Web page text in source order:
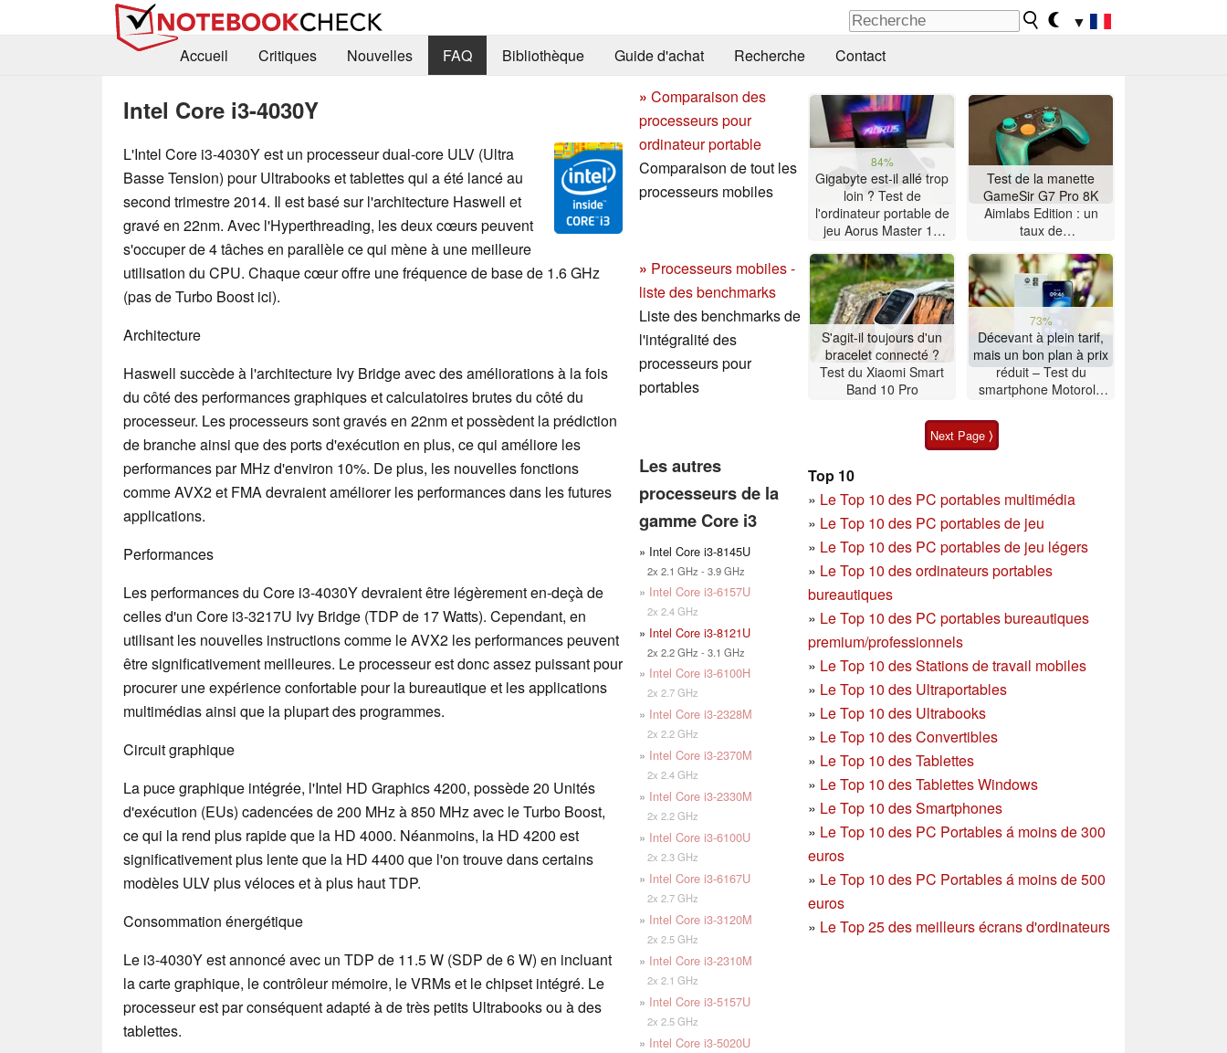
▼
Accueil
Critiques Nouvelles FAQ Bibliothèque Guide d'achat Recherche Contact
Intel Core i3-4030Y
L'Intel Core i3-4030Y est un processeur dual-core ULV (Ultra
Basse Tension) pour Ultrabooks et tablettes qui a été lancé au
second trimestre 2014. Il est basé sur l'architecture Haswell et
gravé en 22nm. Avec l'Hyperthreading, les deux cœurs peuvent
s'occuper de 4 tâches en parallèle ce qui mène à une meilleure
utilisation du CPU. Chaque cœur offre une fréquence de base de 1.6 GHz
(pas de Turbo Boost ici).
Architecture
Haswell succède à l'architecture Ivy Bridge avec des améliorations à la fois
du côté des performances graphiques et calculatoires brutes du côté du
processeur. Les processeurs sont gravés en 22nm et possèdent la prédiction
de branche ainsi que des ports d'exécution en plus, ce qui améliore les
performances par MHz d'environ 10%. De plus, les nouvelles fonctions
comme AVX2 et FMA devraient améliorer les performances dans les futures
applications.
Performances
Les performances du Core i3-4030Y devraient être légèrement en-deçà de
celles d'un Core i3-3217U Ivy Bridge (TDP de 17 Watts). Cependant, en
utilisant les nouvelles instructions comme le AVX2 les performances peuvent
être significativement meilleures. Le processeur est donc assez puissant pour
procurer une expérience confortable pour la bureautique et les applications
multimédias ainsi que la plupart des programmes.
Circuit graphique
La puce graphique intégrée, l'Intel HD Graphics 4200, possède 20 Unités
d'exécution (EUs) cadencées de 200 MHz à 850 MHz avec le Turbo Boost,
ce qui la rend plus rapide que la HD 4000. Néanmoins, la HD 4200 est
significativement plus lente que la HD 4400 que l'on trouve dans certains
modèles ULV plus véloces et à plus haut TDP.
Consommation énergétique
Le i3-4030Y est annoncé avec un TDP de 11.5 W (SDP de 6 W) en incluant
la carte graphique, le contrôleur mémoire, le VRMs et le chipset intégré. Le
processeur est par conséquent adapté à de très petits Ultrabooks ou à des
tablettes.
» Comparaison des
processeurs pour
ordinateur portable
Comparaison de tout les
processeurs mobiles
» Processeurs mobiles -
liste des benchmarks
Liste des benchmarks de
l'intégralité des
processeurs pour
portables
Les autres
processeurs de la
gamme Core i3
» Intel Core i3-8145U
2x 2.1 GHz - 3.9 GHz
» Intel Core i3-6157U
2x 2.4 GHz
» Intel Core i3-8121U
2x 2.2 GHz - 3.1 GHz
» Intel Core i3-6100H
2x 2.7 GHz
» Intel Core i3-2328M
2x 2.2 GHz
» Intel Core i3-2370M
2x 2.4 GHz
» Intel Core i3-2330M
2x 2.2 GHz
» Intel Core i3-6100U
2x 2.3 GHz
» Intel Core i3-6167U
2x 2.7 GHz
» Intel Core i3-3120M
2x 2.5 GHz
» Intel Core i3-2310M
2x 2.1 GHz
» Intel Core i3-5157U
2x 2.5 GHz
» Intel Core i3-5020U
84%
Gigabyte est-il allé trop
loin ? Test de
l'ordinateur portable de
jeu Aorus Master 16
processeur AMD Zen 5
Test de la manette
GameSir G7 Pro 8K
Aimlabs Edition : un
taux de
à petit prix
S'agit-il toujours d'un
bracelet connecté ?
Test du Xiaomi Smart
Band 10 Pro
73%
Décevant à plein tarif,
mais un bon plan à prix
réduit – Test du
smartphone Motorola
Next Page ⟩
Top 10
» Le Top 10 des PC portables multimédia
» Le Top 10 des PC portables de jeu
» Le Top 10 des PC portables de jeu légers
» Le Top 10 des ordinateurs portables
bureautiques
» Le Top 10 des PC portables bureautiques
premium/professionnels
» Le Top 10 des Stations de travail mobiles
» Le Top 10 des Ultraportables
» Le Top 10 des Ultrabooks
» Le Top 10 des Convertibles
» Le Top 10 des Tablettes
» Le Top 10 des Tablettes Windows
» Le Top 10 des Smartphones
» Le Top 10 des PC Portables á moins de 300
euros
» Le Top 10 des PC Portables á moins de 500
euros
» Le Top 25 des meilleurs écrans d'ordinateurs